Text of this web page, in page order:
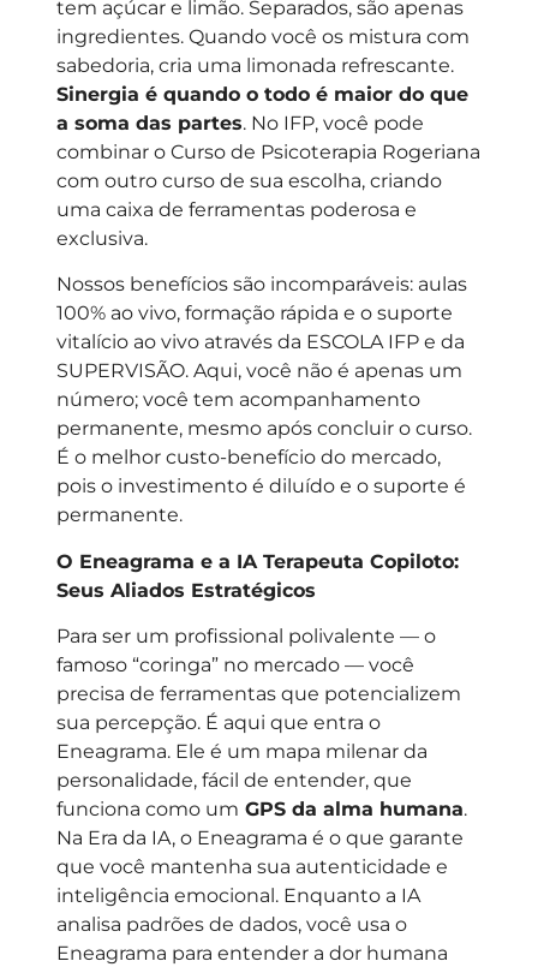
tem açúcar e limão. Separados, são apenas
ingredientes. Quando você os mistura com
sabedoria, cria uma limonada refrescante.
Sinergia é quando o todo é maior do que
a soma das partes. No IFP, você pode
combinar o Curso de Psicoterapia Rogeriana
com outro curso de sua escolha, criando
uma caixa de ferramentas poderosa e
exclusiva.
Nossos benefícios são incomparáveis: aulas
100% ao vivo, formação rápida e o suporte
vitalício ao vivo através da ESCOLA IFP e da
SUPERVISÃO. Aqui, você não é apenas um
número; você tem acompanhamento
permanente, mesmo após concluir o curso.
É o melhor custo-benefício do mercado,
pois o investimento é diluído e o suporte é
permanente.
O Eneagrama e a IA Terapeuta Copiloto:
Seus Aliados Estratégicos
Para ser um profissional polivalente — o
famoso “coringa” no mercado — você
precisa de ferramentas que potencializem
sua percepção. É aqui que entra o
Eneagrama. Ele é um mapa milenar da
personalidade, fácil de entender, que
funciona como um GPS da alma humana.
Na Era da IA, o Eneagrama é o que garante
que você mantenha sua autenticidade e
inteligência emocional. Enquanto a IA
analisa padrões de dados, você usa o
Eneagrama para entender a dor humana